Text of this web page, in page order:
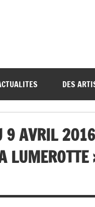
DES
9 AVRIL